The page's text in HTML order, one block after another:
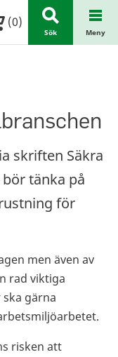
(0)
Sök Meny
skriften Säkra
tänka på
för
men även av
rad viktiga
gärna
risken att